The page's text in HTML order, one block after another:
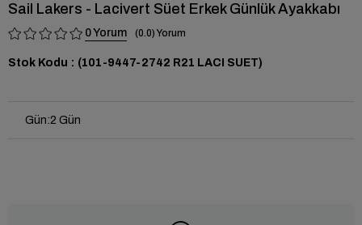
Sail Lakers - Lacivert Süet Erkek Günlük Ayakkabı
0 0.0
Stok Kodu (101-9447-2742 R21 LACI SUET)
Gün:2 Gün